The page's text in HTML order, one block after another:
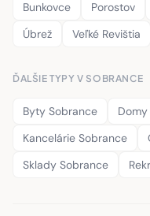
Bunkovce
Porostov
Úbrež
Veľké Revištia
ĎALŠIE TYPY V SOBRANCE
Byty Sobrance
Kancelárie Sobrance
Sklady Sobrance